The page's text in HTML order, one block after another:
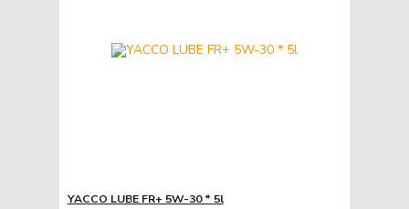
YACCO LUBE FR+ 5W-30 * 5l